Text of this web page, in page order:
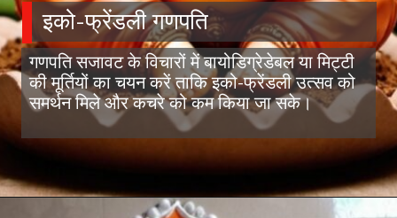
इको-फ्रेंडली गणपति
गणपति सजावट के विचारों में बायोडिग्रेडेबल या मिट्टी
की मूर्तियों का चयन करें ताकि इको-फ्रेंडली उत्सव को
समर्थन मिले और कचरे को कम किया जा सके।